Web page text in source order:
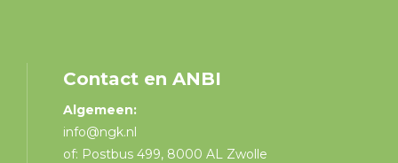
Contact en ANBI
Algemeen:
info@ngk.nl
of: Postbus 499, 8000 AL Zwolle